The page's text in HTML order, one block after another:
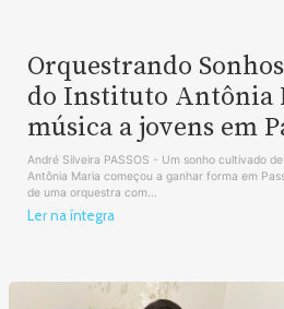
Orquestrando
do Instituto Antônia
música a jovens em
André Silveira PASSOS - Um sonho cultivado
Antônia Maria começou a ganhar forma em
de uma orquestra com...
Ler na íntegra